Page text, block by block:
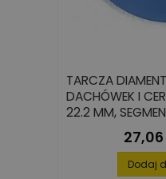
TARCZA
DACHÓWEK I
22.2 MM,
Cena
27,06
Dodaj